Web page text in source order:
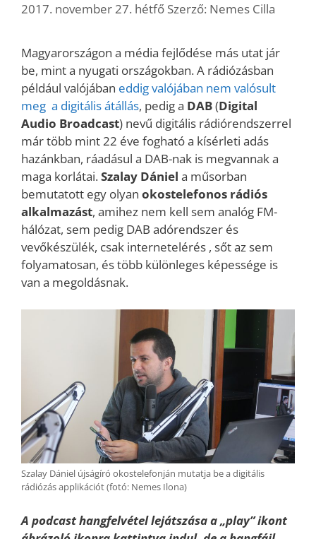
2017. november 27. hétfő Szerző: Nemes Cilla
Magyarországon a média fejlődése más utat jár
be, mint a nyugati országokban. A rádiózásban
például valójában eddig valójában nem valósult
meg a digitális átállás, pedig a DAB(Digital
Audio Broadcast) nevű digitális rádiórendszerrel
már több mint 22 éve fogható a kísérleti adás
hazánkban, ráadásul a DAB-nak is megvannak a
maga korlátai.Szalay Dániel a műsorban
bemutatott egy olyan okostelefonos rádiós
alkalmazást, amihez nem kell sem analóg FM-
hálózat, sem pedig DAB adórendszer és
vevőkészülék, csak internetelérés , sőt az sem
folyamatosan, és több különleges képessége is
van a megoldásnak.
Szalay Dániel újságíró okostelefonján mutatja be a digitális
rádiózás applikációt (fotó: Nemes Ilona)
A podcast hangfelvétel lejátszása a „play” ikont